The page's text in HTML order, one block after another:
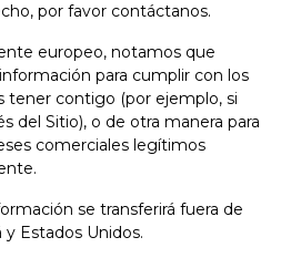
por favor contáctanos.
europeo, notamos que
para cumplir con los
tener contigo (por ejemplo, si
del Sitio), o de otra manera para
comerciales legítimos
se transferirá fuera de
y Estados Unidos.